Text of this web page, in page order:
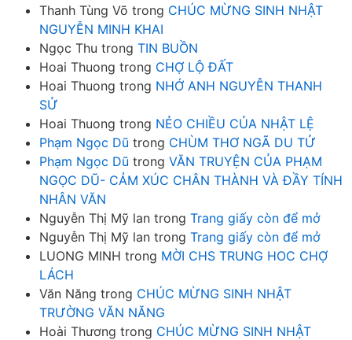
Thanh Tùng Võ trong CHÚC MỪNG SINH NHẬT
NGUYỄN MINH KHAI
Ngọc Thu trong TIN BUỒN
Hoai Thuong trong CHỢ LỘ ĐẤT
Hoai Thuong trong NHỚ ANH NGUYỄN THANH
SỬ
Hoai Thuong trong NẺO CHIỀU CỦA NHẬT LỆ
Phạm Ngọc Dũ trong CHÙM THƠ NGÃ DU TỬ
Phạm Ngọc Dũ trong VĂN TRUYỆN CỦA PHẠM
NGỌC DŨ- CẢM XÚC CHÂN THÀNH VÀ ĐẦY TÍNH
NHÂN VĂN
Nguyễn Thị Mỹ lan trong Trang giấy còn để mở
Nguyễn Thị Mỹ lan trong Trang giấy còn để mở
LUONG MINH trong MỜI CHS TRUNG HOC CHỢ
LÁCH
Văn Năng trong CHÚC MỪNG SINH NHẬT
TRƯỜNG VĂN NĂNG
Hoài Thương trong CHÚC MỪNG SINH NHẬT